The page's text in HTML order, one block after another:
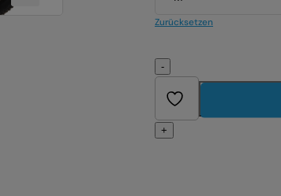
Zurücksetzen
-
+